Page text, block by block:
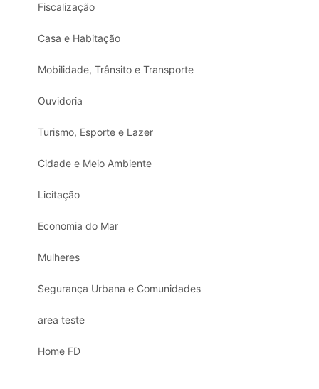
Fiscalização
Casa e Habitação
Mobilidade, Trânsito e Transporte
Ouvidoria
Turismo, Esporte e Lazer
Cidade e Meio Ambiente
Licitação
Economia do Mar
Mulheres
Segurança Urbana e Comunidades
area teste
Home FD